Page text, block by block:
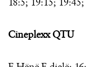
18:5; 19:15;
Cineplexx QTU